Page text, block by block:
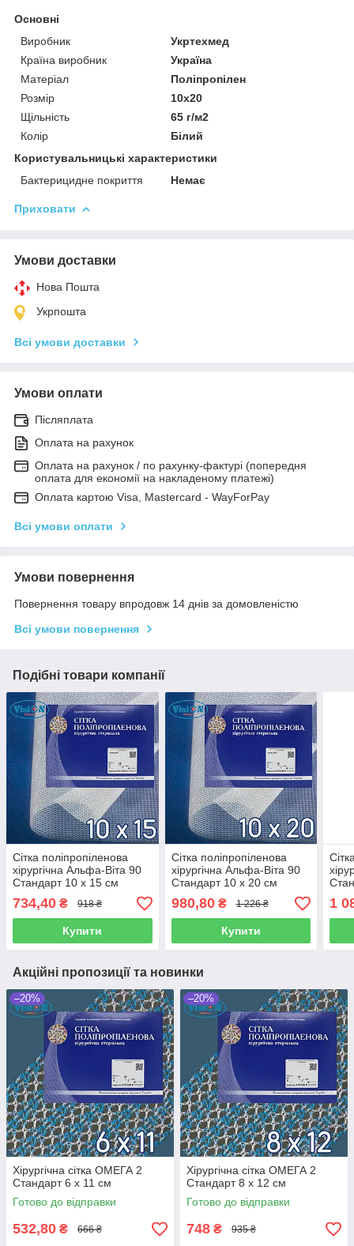
Основні
Виробник
Укртехмед
Країна виробник
Україна
Матеріал
Поліпропілен
Розмір
10х20
Щільність
65 г/м2
Колір
Білий
Користувальницькі характеристики
Бактерицидне покриття
Немає
Приховати
Умови доставки
Нова Пошта
Укрпошта
Всі умови доставки
Умови оплати
Післяплата
Оплата на рахунок
Оплата на рахунок / по рахунку-фактурі (попередня
оплата для економії на накладеному платежі)
Оплата картою Visa, Mastercard - WayForPay
Всі умови оплати
Умови повернення
Повернення товару впродовж 14 днів за домовленістю
Всі умови повернення
Подібні товари компанії
Сітка поліпропіленова
хірургічна Альфа-Віта 90
Стандарт 10 х 15 см
734,40 ₴ 918 ₴
Купити
Сітка поліпропіленова
хірургічна Альфа-Віта 90
Стандарт 10 х 20 см
980,80₴ 1 226 ₴
Купити
1
Акційні пропозиції та новинки
–20%
Хірургічна сітка ОМЕГА 2
Стандарт 6 х 11 см
Готово до відправки
532,80 ₴ 666 ₴
–20%
Хірургічна сітка ОМЕГА 2
Стандарт 8 х 12 см
Готово до відправки
748 ₴ 935 ₴